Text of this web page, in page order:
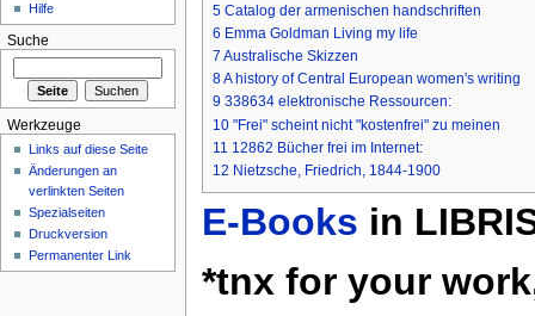
5 Catalog der armenischen handschriften
6 Emma Goldman Living my life
7 Australische Skizzen
8A history of Central European women's writing
9 338634 elektronische Ressourcen:
10 "Frei" scheint nicht "kostenfrei" zu meinen
11 12862 Bücher frei im Internet:
12 Nietzsche, Friedrich, 1844-1900
E-Books in
*tnx for your
Hilfe
Suche
Werkzeuge
Links auf diese Seite
Änderungen an
verlinkten Seiten
Spezialseiten
Druckversion
Permanenter Link